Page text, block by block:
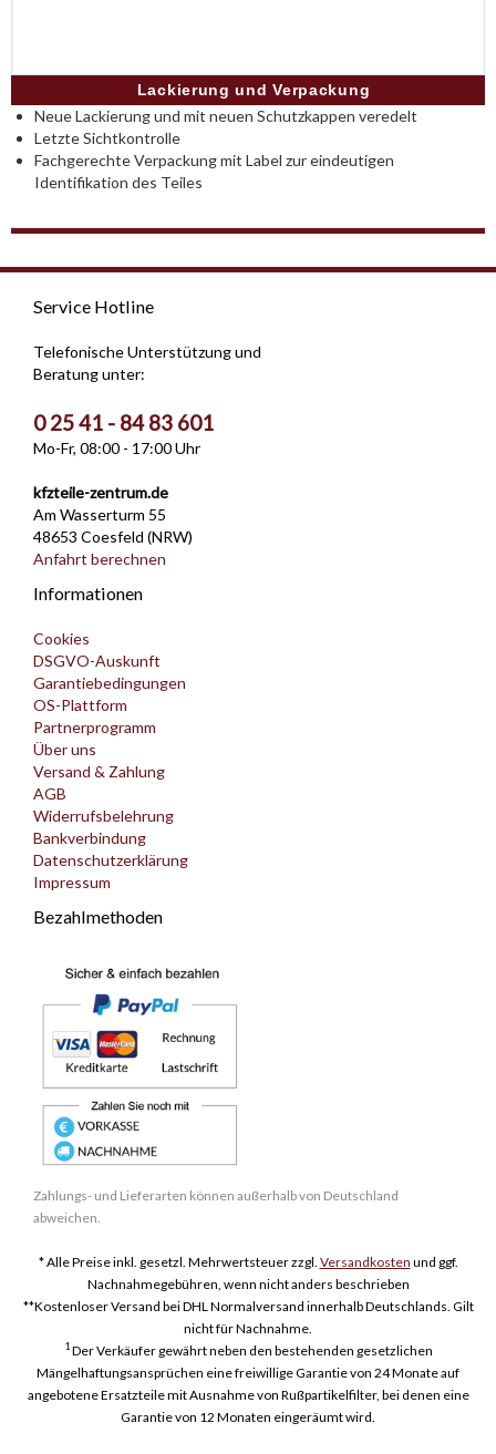
Lackierung und Verpackung
Neue Lackierung und mit neuen Schutzkappen veredelt
Letzte Sichtkontrolle
Fachgerechte Verpackung mit Label zur eindeutigen
Identifikation des Teiles
Service Hotline
Telefonische Unterstützung und
Beratung unter:
0 25 41 - 84 83 601
Mo-Fr, 08:00 - 17:00 Uhr
kfzteile-zentrum.de
Am Wasserturm 55
48653 Coesfeld (NRW)
Anfahrt berechnen
Informationen
Cookies
DSGVO-Auskunft
Garantiebedingungen
OS-Plattform
Partnerprogramm
Über uns
Versand & Zahlung
AGB
Widerrufsbelehrung
Bankverbindung
Datenschutzerklärung
Impressum
Bezahlmethoden
Zahlungs- und Lieferarten können außerhalb von Deutschland
abweichen.
* Alle Preise inkl. gesetzl. Mehrwertsteuer zzgl. Versandkosten und ggf.
Nachnahmegebühren, wenn nicht anders beschrieben
**Kostenloser Versand bei DHL Normalversand innerhalb Deutschlands. Gilt
nicht für Nachnahme.
1Der Verkäufer gewährt neben den bestehenden gesetzlichen
Mängelhaftungsansprüchen eine freiwillige Garantie von 24 Monate auf
angebotene Ersatzteile mit Ausnahme von Rußpartikelfilter, bei denen eine
Garantie von 12 Monaten eingeräumt wird.